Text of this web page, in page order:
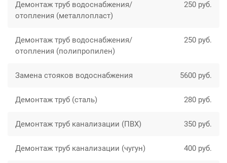
Демонтаж труб водоснабжения/
отопления (металлопласт)
250 руб.
Демонтаж труб водоснабжения/
отопления (полипропилен)
250 руб.
Замена стояков водоснабжения 5600 руб.
Демонтаж труб (сталь) 280 руб.
Демонтаж труб канализации (ПВХ) 350 руб.
Демонтаж труб канализации (чугун) 400 руб.